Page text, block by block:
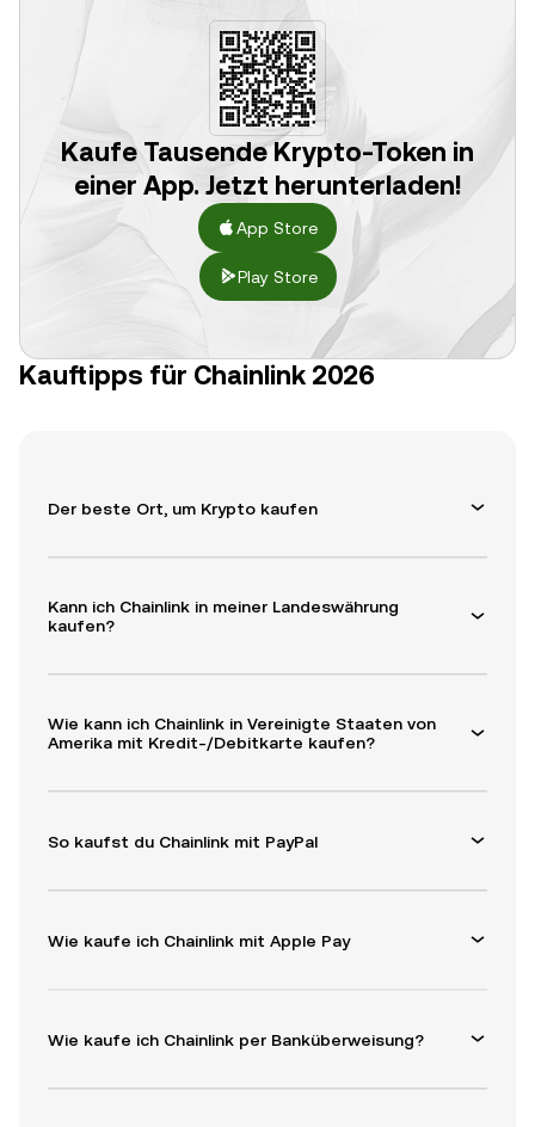
Kaufe Tausende Krypto-Token in
einer App. Jetzt herunterladen!
App Store
Play Store
Kauftipps für Chainlink 2026
Der beste Ort, um Krypto kaufen
Kann ich Chainlink in meiner Landeswährung
kaufen?
Wie kann ich Chainlink in Vereinigte Staaten von
Amerika mit Kredit-/Debitkarte kaufen?
So kaufst du Chainlink mit PayPal
Wie kaufe ich Chainlink mit Apple Pay
Wie kaufe ich Chainlink per Banküberweisung?